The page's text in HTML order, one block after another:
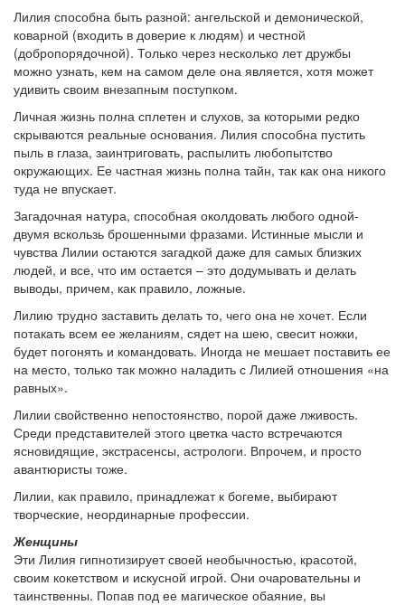
Лилия способна быть разной: ангельской и демонической,
коварной (входить в доверие к людям) и честной
(добропорядочной). Только через несколько лет дружбы
можно узнать, кем на самом деле она является, хотя может
удивить своим внезапным поступком.
Личная жизнь полна сплетен и слухов, за которыми редко
скрываются реальные основания. Лилия способна пустить
пыль в глаза, заинтриговать, распылить любопытство
окружающих. Ее частная жизнь полна тайн, так как она никого
туда не впускает.
Загадочная натура, способная околдовать любого одной-
двумя вскользь брошенными фразами. Истинные мысли и
чувства Лилии остаются загадкой даже для самых близких
людей, и все, что им остается – это додумывать и делать
выводы, причем, как правило, ложные.
Лилию трудно заставить делать то, чего она не хочет. Если
потакать всем ее желаниям, сядет на шею, свесит ножки,
будет погонять и командовать. Иногда не мешает поставить ее
на место, только так можно наладить с Лилией отношения «на
равных».
Лилии свойственно непостоянство, порой даже лживость.
Среди представителей этого цветка часто встречаются
ясновидящие, экстрасенсы, астрологи. Впрочем, и просто
авантюристы тоже.
Лилии, как правило, принадлежат к богеме, выбирают
творческие, неординарные профессии.
Женщины
Эти Лилия гипнотизирует своей необычностью, красотой,
своим кокетством и искусной игрой. Они очаровательны и
таинственны. Попав под ее магическое обаяние, вы